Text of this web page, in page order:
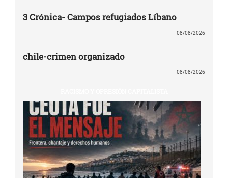
3 Crónica- Campos refugiados Líbano
08/08/2026
chile-crimen organizado
08/08/2026